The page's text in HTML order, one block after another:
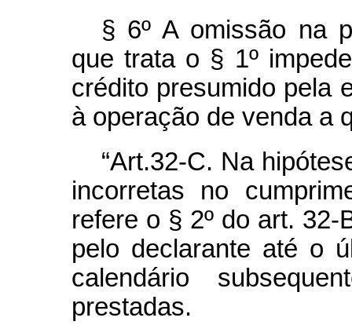
§ 6º A omissão na
que trata o § 1º
crédito presumido pela
à operação de venda a
“Art.32-C. Na
incorretas no
refere o § 2º do art.
pelo declarante até o
calendário
prestadas.